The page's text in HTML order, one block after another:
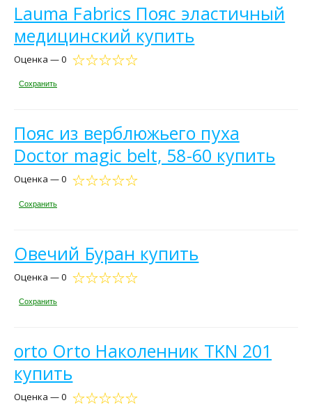
Lauma Fabrics Пояс эластичный
медицинский купить
Оценка — 0
Сохранить
Пояс из верблюжьего пуха
Doctor magic belt, 58-60 купить
Оценка — 0
Сохранить
Овечий Буран купить
Оценка — 0
Сохранить
orto Orto Наколенник TKN 201
купить
Оценка — 0